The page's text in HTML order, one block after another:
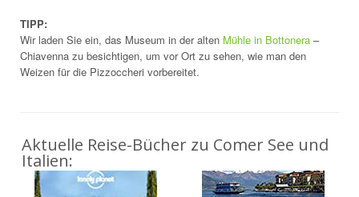
TIPP:
Wir laden Sie ein, das Museum in der alten Mühle in Bottonera –
Chiavenna zu besichtigen, um vor Ort zu sehen, wie man den
Weizen für die Pizzoccheri vorbereitet.
Aktuelle Reise-Bücher zu Comer See und
Italien: